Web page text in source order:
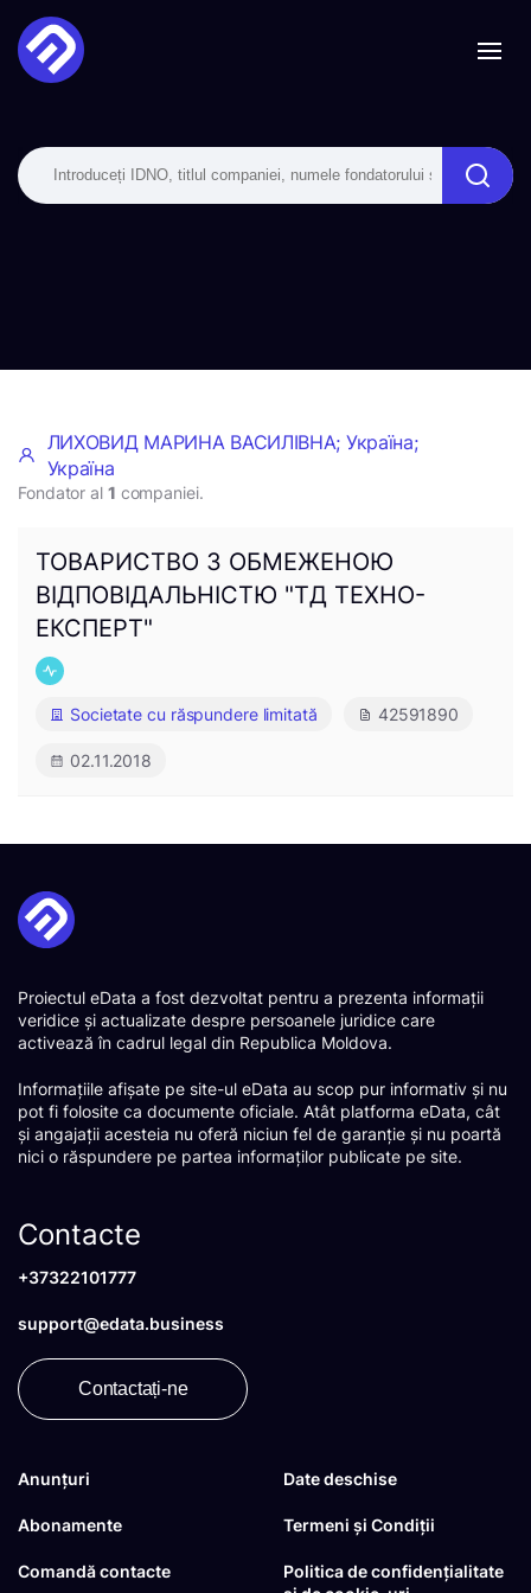
ЛИХОВИД МАРИНА ВАСИЛІВНА; Україна;
Україна
Fondator al 1 companiei.
ТОВАРИСТВО З ОБМЕЖЕНОЮ
ВІДПОВІДАЛЬНІСТЮ "ТД ТЕХНО-
ЕКСПЕРТ"
Societate cu răspundere limitată 42591890
02.11.2018
Proiectul eData a fost dezvoltat pentru a prezenta informații
veridice și actualizate despre persoanele juridice care
activează în cadrul legal din Republica Moldova.
Informațiile afișate pe site-ul eData au scop pur informativ și nu
pot fi folosite ca documente oficiale. Atât platforma eData, cât
și angajații acesteia nu oferă niciun fel de garanție și nu poartă
nici o răspundere pe partea informaților publicate pe site.
Anunțuri
Abonamente
Comandă contacte
Date deschise
Termeni și Condiții
Politica de confidențialitate
Contacte
+37322101777
support@edata.business
Contactați-ne